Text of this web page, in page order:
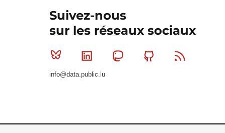
Suivez-nous
sur les réseaux sociaux
Bluesky Linkedin MastodonGithub
info@data.public.lu